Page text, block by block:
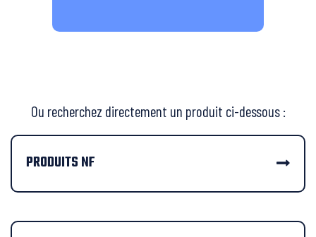
Ou recherchez directement un produit ci-dessous :
PRODUITS NF